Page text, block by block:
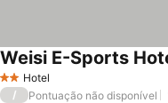
2 Estrelas
Hotel
Weisi E-Sports
/ Pontuação não disponível